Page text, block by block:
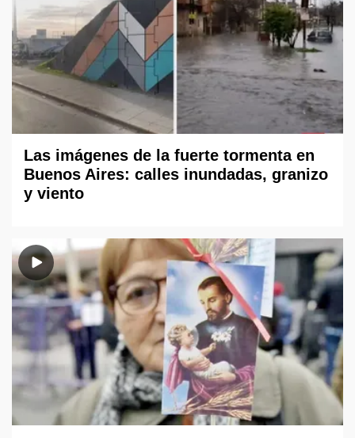
Las imágenes de la fuerte tormenta en
Buenos Aires: calles inundadas, granizo
y viento